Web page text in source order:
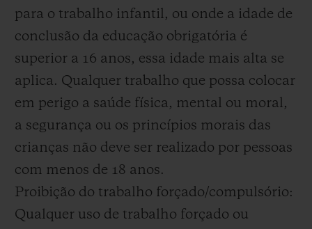
para o trabalho infantil, ou onde a idade de
conclusão da educação obrigatória é
superior a 16 anos, essa idade mais alta se
aplica. Qualquer trabalho que possa colocar
em perigo a saúde física, mental ou moral,
a segurança ou os princípios morais das
crianças não deve ser realizado por pessoas
com menos de 18 anos.
Proibição do trabalho forçado/compulsório:
Qualquer uso de trabalho forçado ou